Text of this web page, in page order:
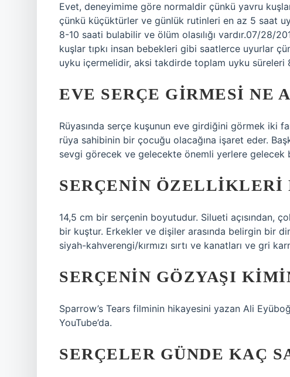
Evet, deneyimime göre normaldir çünkü yavru
çünkü küçüktürler ve günlük rutinleri en az 5 saat
8-10 saati bulabilir ve ölüm olasılığı vardır.07/28/
kuşlar tıpkı insan bebekleri gibi saatlerce uyurlar
uyku içermelidir, aksi takdirde toplam uyku süreleri
EVE SERÇE GIRMESI NE
Rüyasında serçe kuşunun eve girdiğini görmek iki
rüya sahibinin bir çocuğu olacağına işaret eder.
sevgi görecek ve gelecekte önemli yerlere gelecek
SERÇENIN ÖZELLIKLERI
14,5 cm bir serçenin boyutudur. Silueti açısından,
bir kuştur. Erkekler ve dişiler arasında belirgin bir
siyah-kahverengi/kırmızı sırtı ve kanatları ve gri
SERÇENIN GÖZYAŞI
Sparrow’s Tears filminin hikayesini yazan Ali
YouTube’da.
SERÇELER GÜNDE KAÇ